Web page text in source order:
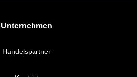
Unternehmen
Handelspartner